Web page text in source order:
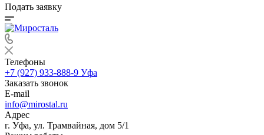
Подать заявку
Телефоны
+7 (927) 933-888-9 Уфа
Заказать звонок
E-mail
info@mirostal.ru
Адрес
г. Уфа, ул. Трамвайная, дом 5/1